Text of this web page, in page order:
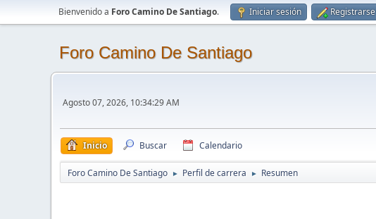
Bienvenido a Foro Camino De Santiago. Iniciar sesión Registrarse
Foro Camino De Santiago
Agosto 07, 2026, 10:34:29 AM
Inicio Buscar Calendario
Foro Camino De Santiago ► Perfil de carrera ► Resumen